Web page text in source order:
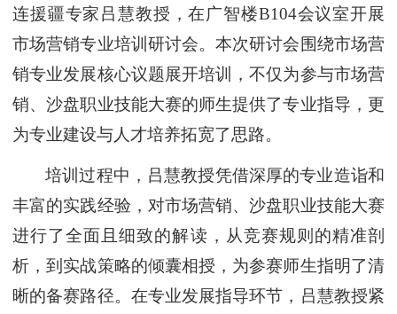
连援疆专家吕慧教授，在广智楼B104会议室开展
市场营销专业培训研讨会。本次研讨会围绕市场营
销专业发展核心议题展开培训，不仅为参与市场营
销、沙盘职业技能大赛的师生提供了专业指导，更
为专业建设与人才培养拓宽了思路。
培训过程中，吕慧教授凭借深厚的专业造诣和
丰富的实践经验，对市场营销、沙盘职业技能大赛
进行了全面且细致的解读，从竞赛规则的精准剖
析，到实战策略的倾囊相授，为参赛师生指明了清
晰的备赛路径。在专业发展指导环节，吕慧教授紧